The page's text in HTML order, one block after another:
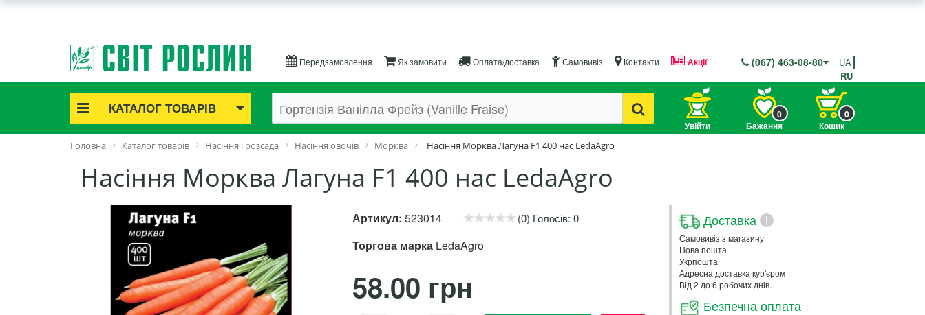
Передзамовлення Як замовити Оплата/доставка Самовивіз Контакти Акції (067) 463-08-80
UA
RU
КАТАЛОГ ТОВАРІВ
Акційні товари
Cаджанці троянд
Цибуля та часник
Насіннєва картопля
Насіння і розсада
Саджанці декоративні
Засоби захисту рослин
Добрива
Увійти Бажання
0
Кошик
0
Головна Каталог товарів Насіння і розсада Насіння овочів Морква Насіння Морква Лагуна F1 400 нас LedaAgro
Насіння Морква Лагуна F1 400 нас LedaAgro
Артикул: 523014 (0) Голосів: 0
Торгова марка LedaAgro
58.00 грн
Доставка i
Самовивіз з магазину
Нова пошта
Укрпошта
Адресна доставка кур'єром
Від 2 до 6 робочих днів.
Безпечна оплата